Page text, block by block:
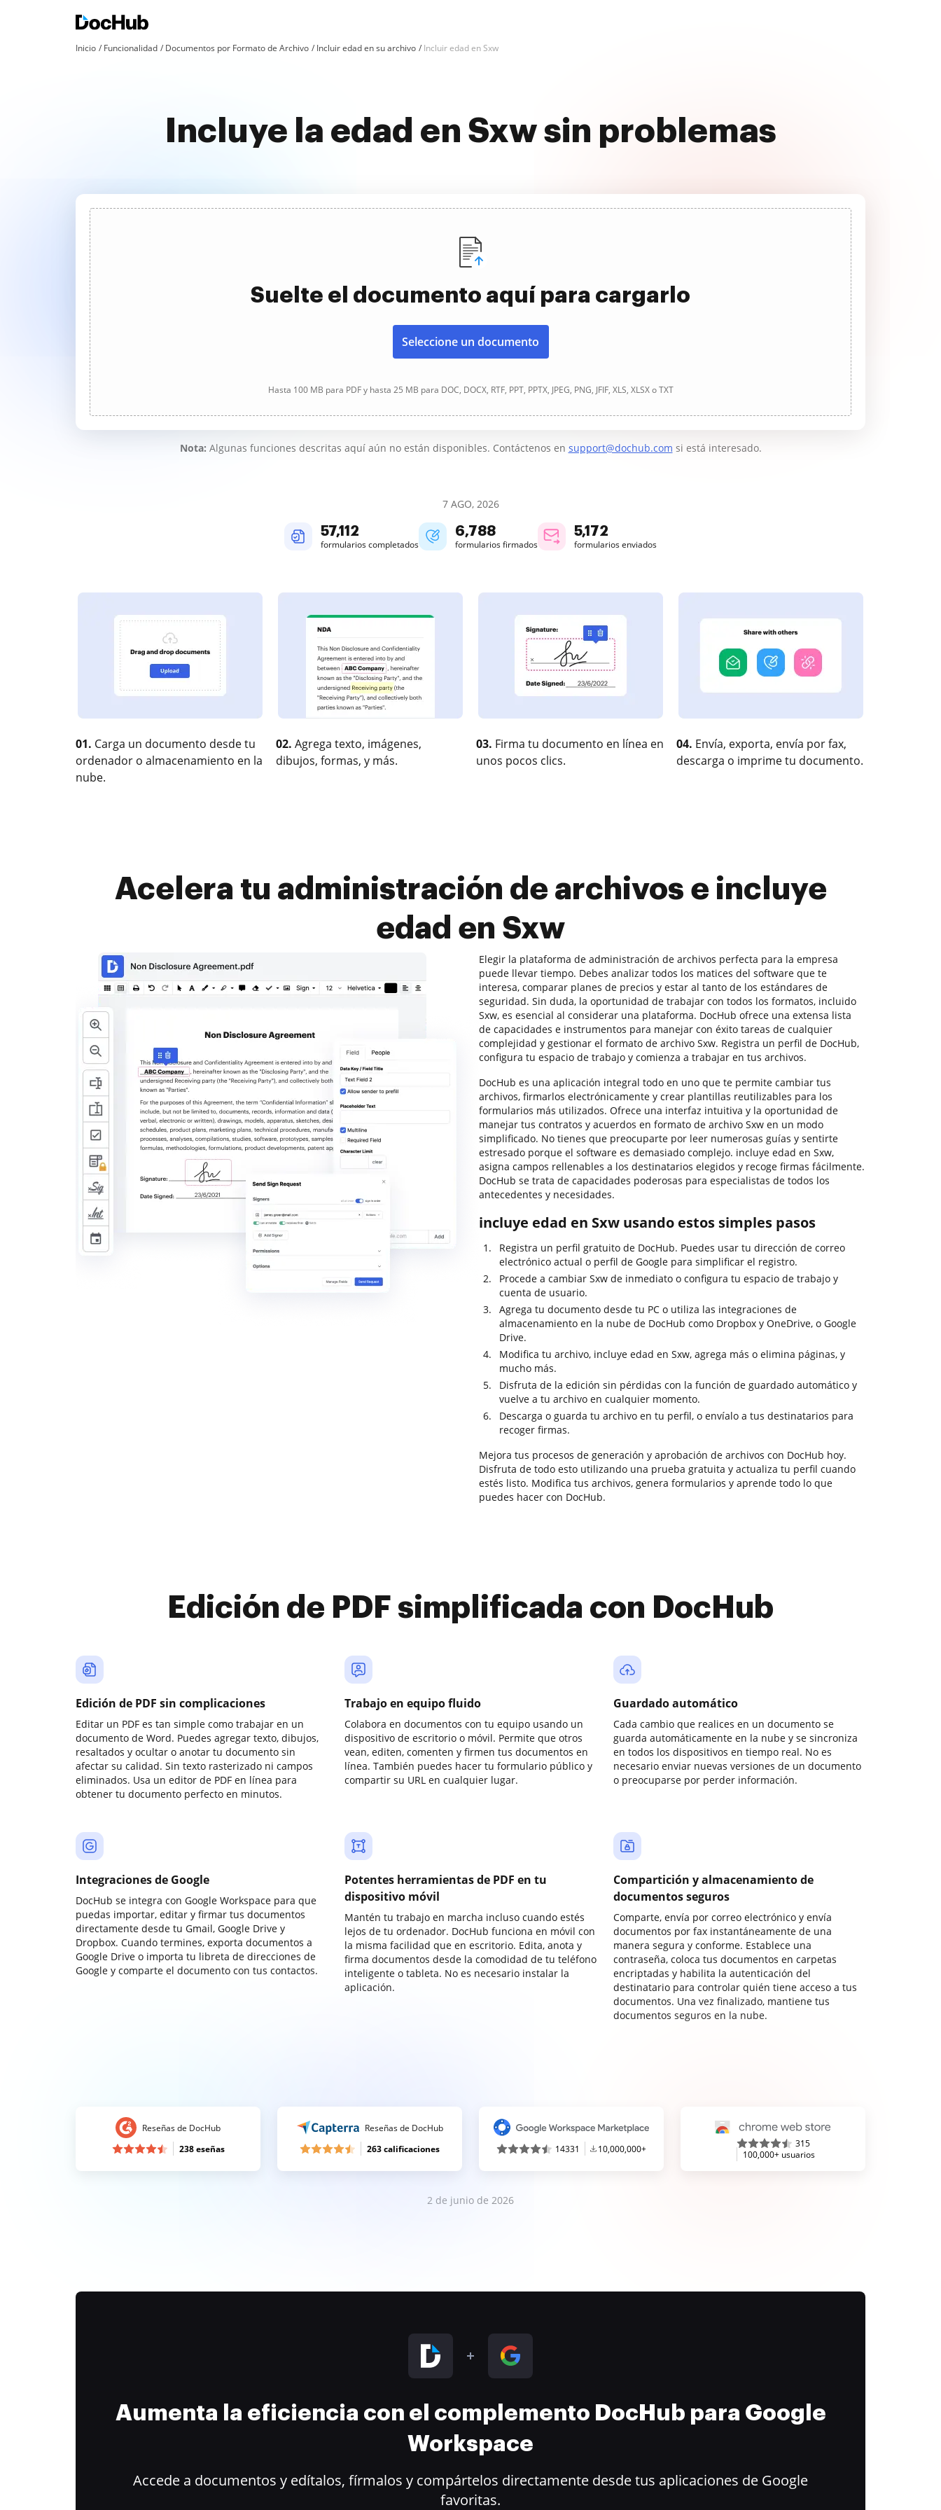
Inicio Funcionalidad Documentos por Formato de Archivo Incluir edad en su archivo Incluir edad en Sxw
Incluye la edad en Sxw sin problemas
Suelte el documento aquí para cargarlo
Seleccione un documento
Hasta 100 MB para PDF y hasta 25 MB para DOC, DOCX, RTF, PPT, PPTX, JPEG, PNG, JFIF, XLS, XLSX o TXT
Nota: Algunas funciones descritas aquí aún no están disponibles. Contáctenos en support@dochub.com si está interesado.
7 AGO, 2026
57,112
formularios completados
6,788
formularios firmados
5,172
formularios enviados
01. Carga un documento desde tu
ordenador o almacenamiento en la
nube.
02. Agrega texto, imágenes,
dibujos, formas, y más.
03. Firma tu documento en línea en
unos pocos clics.
04. Envía, exporta, envía por fax,
descarga o imprime tu documento.
Acelera tu administración de archivos e incluye
edad en Sxw
Elegir la plataforma de administración de archivos perfecta para la empresa
puede llevar tiempo. Debes analizar todos los matices del software que te
interesa, comparar planes de precios y estar al tanto de los estándares de
seguridad. Sin duda, la oportunidad de trabajar con todos los formatos, incluido
Sxw, es esencial al considerar una plataforma. DocHub ofrece una extensa lista
de capacidades e instrumentos para manejar con éxito tareas de cualquier
complejidad y gestionar el formato de archivo Sxw. Registra un perfil de DocHub,
configura tu espacio de trabajo y comienza a trabajar en tus archivos.
DocHub es una aplicación integral todo en uno que te permite cambiar tus
archivos, firmarlos electrónicamente y crear plantillas reutilizables para los
formularios más utilizados. Ofrece una interfaz intuitiva y la oportunidad de
manejar tus contratos y acuerdos en formato de archivo Sxw en un modo
simplificado. No tienes que preocuparte por leer numerosas guías y sentirte
estresado porque el software es demasiado complejo. incluye edad en Sxw,
asigna campos rellenables a los destinatarios elegidos y recoge firmas fácilmente.
DocHub se trata de capacidades poderosas para especialistas de todos los
antecedentes y necesidades.
incluye edad en Sxw usando estos simples pasos
Registra un perfil gratuito de DocHub. Puedes usar tu dirección de correo
electrónico actual o perfil de Google para simplificar el registro.
Procede a cambiar Sxw de inmediato o configura tu espacio de trabajo y
cuenta de usuario.
Agrega tu documento desde tu PC o utiliza las integraciones de
almacenamiento en la nube de DocHub como Dropbox y OneDrive, o Google
Drive.
Modifica tu archivo, incluye edad en Sxw, agrega más o elimina páginas, y
mucho más.
Disfruta de la edición sin pérdidas con la función de guardado automático y
vuelve a tu archivo en cualquier momento.
Descarga o guarda tu archivo en tu perfil, o envíalo a tus destinatarios para
recoger firmas.
Mejora tus procesos de generación y aprobación de archivos con DocHub hoy.
Disfruta de todo esto utilizando una prueba gratuita y actualiza tu perfil cuando
estés listo. Modifica tus archivos, genera formularios y aprende todo lo que
puedes hacer con DocHub.
Edición de PDF simplificada con DocHub
Edición de PDF sin complicaciones
Editar un PDF es tan simple como trabajar en un
documento de Word. Puedes agregar texto, dibujos,
resaltados y ocultar o anotar tu documento sin
afectar su calidad. Sin texto rasterizado ni campos
eliminados. Usa un editor de PDF en línea para
obtener tu documento perfecto en minutos.
Trabajo en equipo fluido
Colabora en documentos con tu equipo usando un
dispositivo de escritorio o móvil. Permite que otros
vean, editen, comenten y firmen tus documentos en
línea. También puedes hacer tu formulario público y
compartir su URL en cualquier lugar.
Guardado automático
Cada cambio que realices en un documento se
guarda automáticamente en la nube y se sincroniza
en todos los dispositivos en tiempo real. No es
necesario enviar nuevas versiones de un documento
o preocuparse por perder información.
Integraciones de Google
DocHub se integra con Google Workspace para que
puedas importar, editar y firmar tus documentos
directamente desde tu Gmail, Google Drive y
Dropbox. Cuando termines, exporta documentos a
Google Drive o importa tu libreta de direcciones de
Google y comparte el documento con tus contactos.
Potentes herramientas de PDF en tu
dispositivo móvil
Mantén tu trabajo en marcha incluso cuando estés
lejos de tu ordenador. DocHub funciona en móvil con
la misma facilidad que en escritorio. Edita, anota y
firma documentos desde la comodidad de tu teléfono
inteligente o tableta. No es necesario instalar la
aplicación.
Compartición y almacenamiento de
documentos seguros
Comparte, envía por correo electrónico y envía
documentos por fax instantáneamente de una
manera segura y conforme. Establece una
contraseña, coloca tus documentos en carpetas
encriptadas y habilita la autenticación del
destinatario para controlar quién tiene acceso a tus
documentos. Una vez finalizado, mantiene tus
documentos seguros en la nube.
Reseñas de DocHub
238 eseñas
Reseñas de DocHub
263 calificaciones
14331 10,000,000+
315
100,000+ usuarios
2 de junio de 2026
Aumenta la eficiencia con el complemento DocHub para Google
Workspace
Accede a documentos y edítalos, fírmalos y compártelos directamente desde tus aplicaciones de Google
favoritas.